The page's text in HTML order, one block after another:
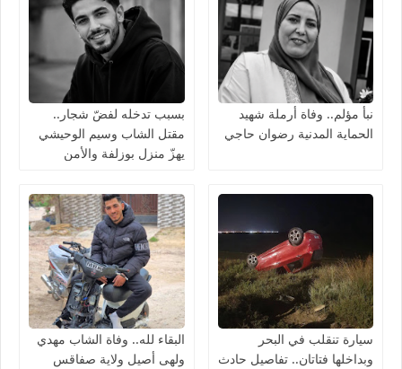
نبأ مؤلم.. وفاة أرملة شهيد
الحماية المدنية رضوان حاجي
بسبب تدخله لفضّ شجار..
مقتل الشاب وسيم الوحيشي
يهزّ منزل بوزلفة والأمن
سيارة تنقلب في البحر
وبداخلها فتاتان.. تفاصيل حادث
البقاء لله.. وفاة الشاب مهدي
ولهى أصيل ولاية صفاقس